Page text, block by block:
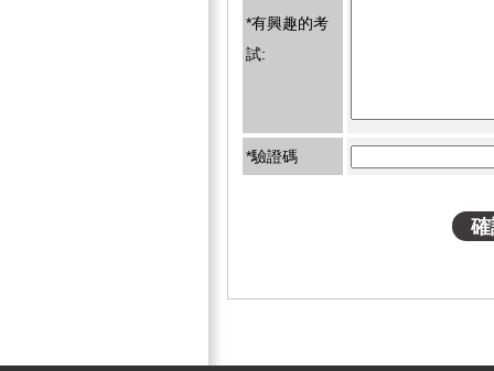
*有興趣的考
試:
*驗證碼